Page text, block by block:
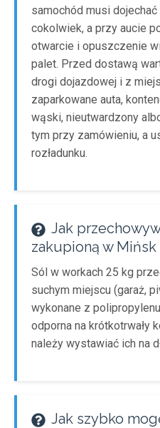
samochód musi
cokolwiek, a przy aucie
otwarcie i opuszczenie
palet. Przed dostawą
drogi dojazdowej i z
zaparkowane auta,
wąski, nieutwardzony
tym przy zamówieniu, a
rozładunku.
Jak
zakupioną w
Sól w workach 25 kg
suchym miejscu (garaż,
wykonane z
odporna na krótkotrwały
należy wystawiać ich na
Jak szybko